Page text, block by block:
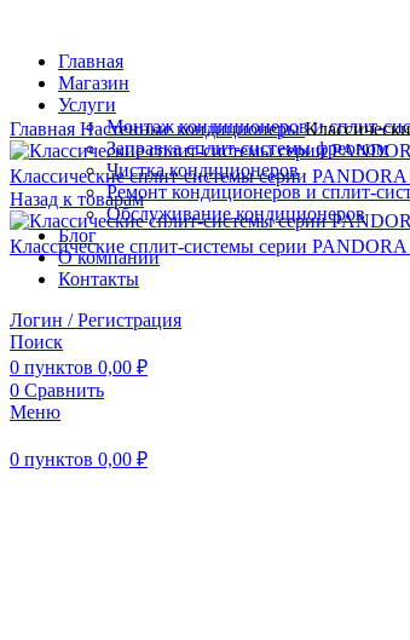
Главная
Магазин
Услуги
Монтаж кондиционеров и сплит-
Заправка сплит-системы фреоном
Чистка кондиционеров
Ремонт кондиционеров и сплит-
Обслуживание кондиционеров
Блог
О компании
Контакты
Логин / Регистрация
Поиск
0 пунктов 0,00 ₽
0 Сравнить
Меню
0 пунктов 0,00 ₽
Главная Настенные кондиционеры
Классические сплит-системы серии
Назад к товарам
Классические сплит-системы серии